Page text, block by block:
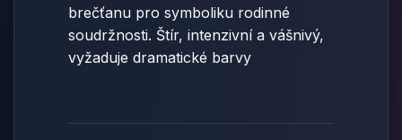
brečťanu pro symboliku rodinné
soudržnosti. Štír, intenzivní a vášnivý,
vyžaduje dramatické barvy